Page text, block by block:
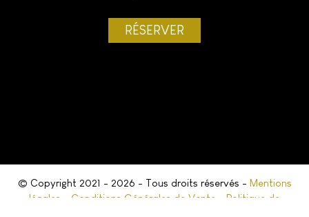
RÉSERVER
© Copyright 2021 - 2026 - Tous droits réservés - Mentions
légales
Conditions Générales de Vente
Politique de